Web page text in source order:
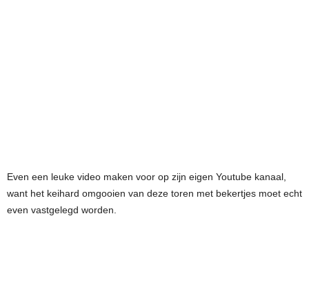
Even een leuke video maken voor op zijn eigen Youtube kanaal,
want het keihard omgooien van deze toren met bekertjes moet echt
even vastgelegd worden.